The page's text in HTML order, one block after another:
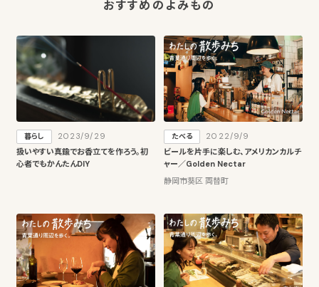
おすすめのよみもの
暮らし
2023/9/29
扱いやすい真鍮でお香立てを作ろう。初
心者でもかんたんDIY
たべる
2022/9/9
ビールを片手に楽しむ、アメリカンカルチ
ャー／Golden Nectar
静岡市葵区 両替町